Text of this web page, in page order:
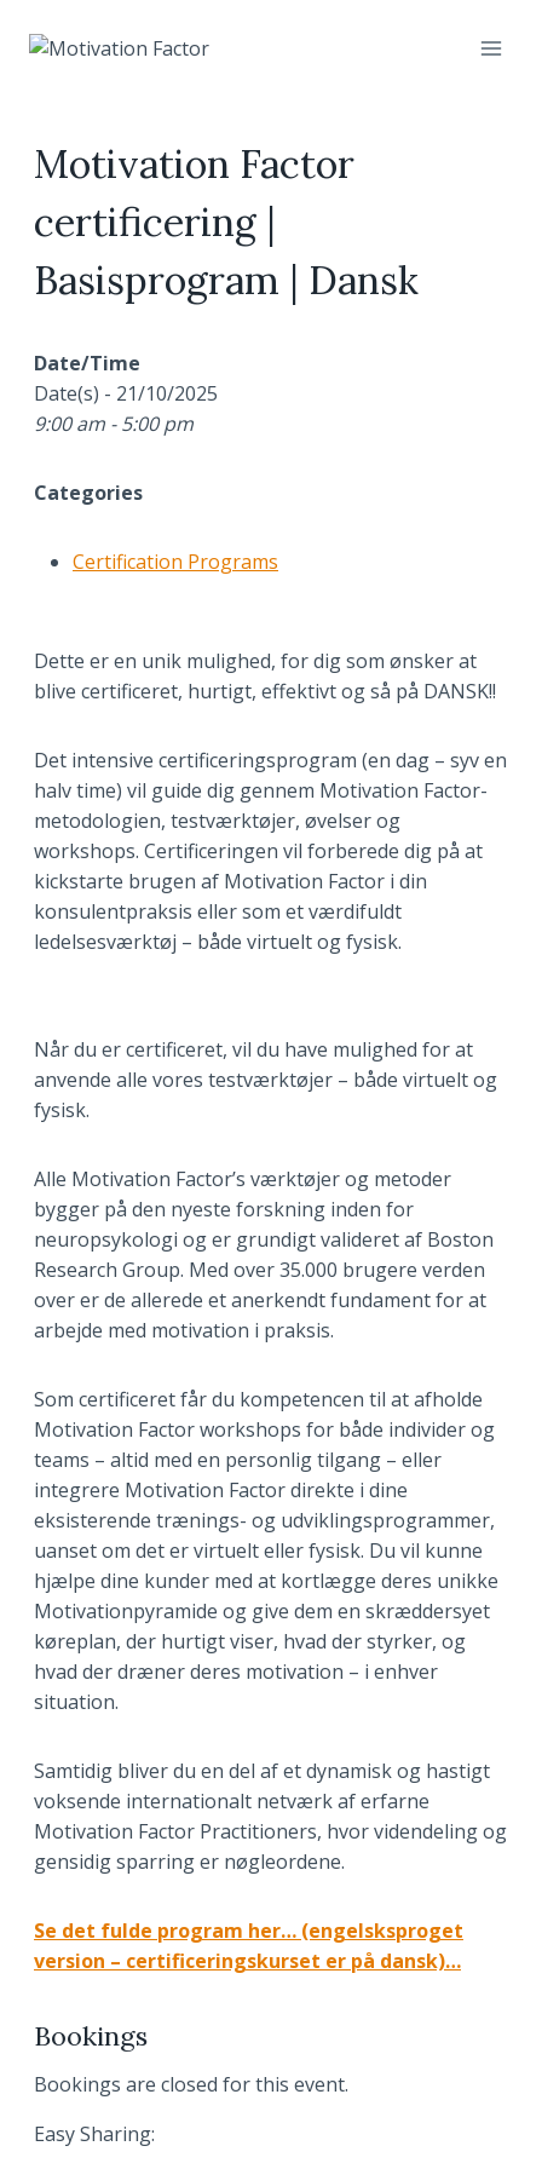
Motivation Factor
certificering |
Basisprogram | Dansk
Date/Time
Date(s) - 21/10/2025
9:00 am - 5:00 pm
Categories
Certification Programs
Dette er en unik mulighed, for dig som ønsker at
blive certificeret, hurtigt, effektivt og så på DANSK!!
Det intensive certificeringsprogram (en dag – syv en
halv time) vil guide dig gennem Motivation Factor-
metodologien, testværktøjer, øvelser og
workshops. Certificeringen vil forberede dig på at
kickstarte brugen af Motivation Factor i din
konsulentpraksis eller som et værdifuldt
ledelsesværktøj – både virtuelt og fysisk.
Når du er certificeret, vil du have mulighed for at
anvende alle vores testværktøjer – både virtuelt og
fysisk.
Alle Motivation Factor’s værktøjer og metoder
bygger på den nyeste forskning inden for
neuropsykologi og er grundigt valideret af Boston
Research Group. Med over 35.000 brugere verden
over er de allerede et anerkendt fundament for at
arbejde med motivation i praksis.
Som certificeret får du kompetencen til at afholde
Motivation Factor workshops for både individer og
teams – altid med en personlig tilgang – eller
integrere Motivation Factor direkte i dine
eksisterende trænings- og udviklingsprogrammer,
uanset om det er virtuelt eller fysisk. Du vil kunne
hjælpe dine kunder med at kortlægge deres unikke
Motivationpyramide og give dem en skræddersyet
køreplan, der hurtigt viser, hvad der styrker, og
hvad der dræner deres motivation – i enhver
situation.
Samtidig bliver du en del af et dynamisk og hastigt
voksende internationalt netværk af erfarne
Motivation Factor Practitioners, hvor videndeling og
gensidig sparring er nøgleordene.
Se det fulde program her… (engelsksproget
version – certificeringskurset er på dansk)…
Bookings
Bookings are closed for this event.
Easy Sharing: